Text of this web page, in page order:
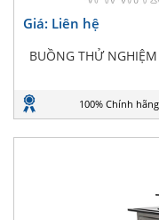
Giá: Liên hệ
BUỒNG THỬ
100% Chính hãng